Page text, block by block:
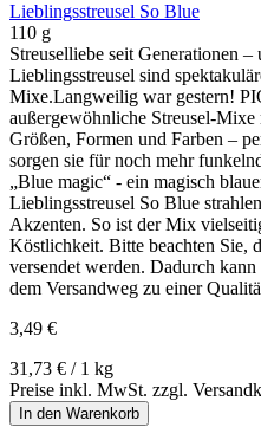
Lieblingsstreusel So Blue
110 g
Streuselliebe seit Generationen
Lieblingsstreusel sind
Mixe.Langweilig war gestern!
außergewöhnliche Streusel-Mixe
Größen, Formen und Farben –
sorgen sie für noch mehr
„Blue magic“ - ein magisch
Lieblingsstreusel So Blue
Akzenten. So ist der Mix
Köstlichkeit. Bitte beachten Sie,
versendet werden. Dadurch
dem Versandweg zu einer
3,49 €
31,73 € / 1 kg
Preise inkl. MwSt. zzgl.
In den Warenkorb